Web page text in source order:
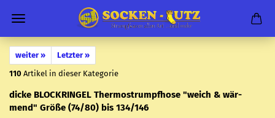
weiter »
Letzter »
110 Artikel in dieser Kategorie
dicke BLOCK­RIN­GEL Ther­mo­strumpf­ho­se "weich & wär­
mend" Größe (74/80) bis 134/146